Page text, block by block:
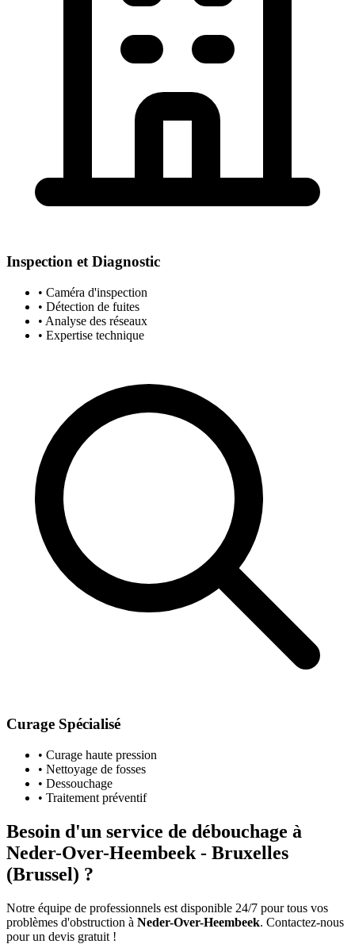
Inspection et Diagnostic
• Caméra d'inspection
• Détection de fuites
• Analyse des réseaux
• Expertise technique
Curage Spécialisé
• Curage haute pression
• Nettoyage de fosses
• Dessouchage
• Traitement préventif
Besoin d'un service de débouchage à
Neder-Over-Heembeek - Bruxelles
(Brussel) ?
Notre équipe de professionnels est disponible 24/7 pour tous vos
problèmes d'obstruction à Neder-Over-Heembeek. Contactez-nous
pour un devis gratuit !